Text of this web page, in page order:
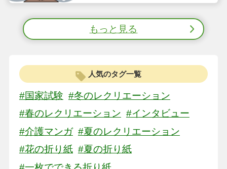
もっと見る
人気のタグ一覧
#国家試験 #冬のレクリエーション
#春のレクリエーション #インタビュー
#介護マンガ #夏のレクリエーション
#花の折り紙 #夏の折り紙